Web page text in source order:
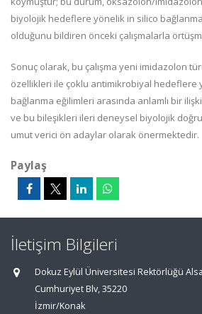
biyolojik hedeflere yönelik in silico
olduğunu bildiren önceki çalışmalarla
Sonuç olarak, bu çalışma yeni imidazolon
özellikleri ile çoklu antimikrobiyal hedeflere
bağlanma eğilimleri arasında anlamlı bir
ve bu bileşikleri ileri deneysel biyolojik
umut verici ön adaylar olarak önermektedir.
Paylaş
İletişim Bilgileri
Dokuz Eylül Üniversitesi Rektörlüğü
Cumhuriyet Blv, 35220
İzmir/Konak